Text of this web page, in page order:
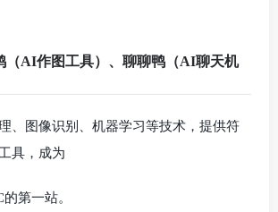
（AI作图工具）、聊聊鸭（AI聊天机
、图像识别、机器学习等技术，提供符
具，成为
第一站。